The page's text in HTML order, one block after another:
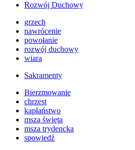
Rozwój Duchowy
grzech
nawrócenie
powołanie
rozwój duchowy
wiara
Sakramenty
Bierzmowanie
chrzest
kapłaństwo
msza święta
msza trydencka
spowiedź